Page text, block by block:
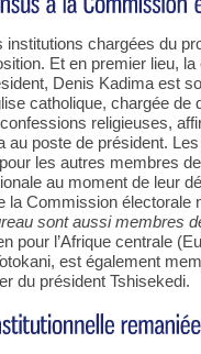
institutions chargées du
Et en premier lieu,
Denis Kadima est
catholique, chargée
religieuses,
au poste de président.
les autres membres
au moment de leur
la Commission électorale
sont aussi membres
pour l’Afrique centrale
est également
du président Tshisekedi.